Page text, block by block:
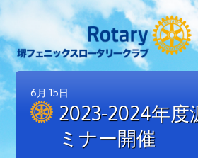
6月 15日
2023-2024年度
ミナー開催